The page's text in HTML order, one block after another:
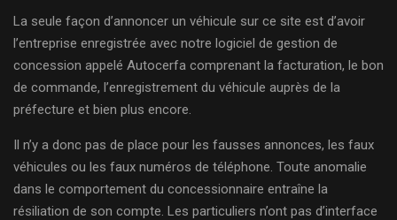
La seule façon d’annoncer un véhicule sur ce site est d’avoir
l’entreprise enregistrée avec notre logiciel de gestion de
concession appelé Autocerfa comprenant la facturation, le bon
de commande, l’enregistrement du véhicule auprès de la
préfecture et bien plus encore.
Il n’y a donc pas de place pour les fausses annonces, les faux
véhicules ou les faux numéros de téléphone. Toute anomalie
dans le comportement du concessionnaire entraîne la
résiliation de son compte. Les particuliers n’ont pas d’interface